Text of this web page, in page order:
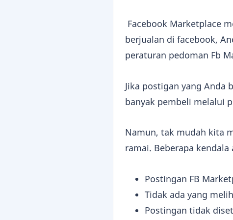
Facebook Marketplace
berjualan di facebook,
peraturan pedoman Fb
Jika postigan yang Anda
banyak pembeli melalui
Namun, tak mudah kita
ramai. Beberapa kendala
Postingan FB
Tidak ada yang
Postingan tidak